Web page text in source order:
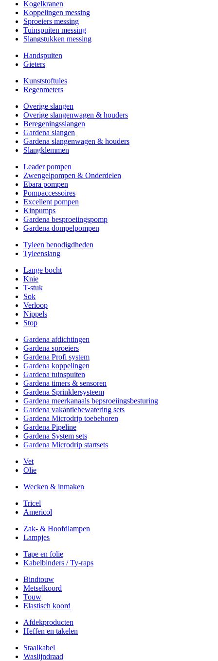
Kogelkranen
Koppelingen messing
Sproeiers messing
Tuinspuiten messing
Slangstukken messing
Handspuiten
Gieters
Kunststoftules
Regenmeters
Overige slangen
Overige slangenwagen & houders
Beregeningsslangen
Gardena slangen
Gardena slangenwagen & houders
Slangklemmen
Leader pompen
Zwengelpompen & Onderdelen
Ebara pompen
Pompaccessoires
Excellent pompen
Kinpumps
Gardena besproeiingspomp
Gardena dompelpompen
Tyleen benodigdheden
Tyleenslang
Lange bocht
Knie
T-stuk
Sok
Verloop
Nippels
Stop
Gardena afdichtingen
Gardena sproeiers
Gardena Profi system
Gardena koppelingen
Gardena tuinspuiten
Gardena timers & sensoren
Gardena Sprinklersysteem
Gardena meerkanaals bepsroeiingsbesturing
Gardena vakantiebewatering sets
Gardena Microdrip toebehoren
Gardena Pipeline
Gardena System sets
Gardena Microdrip startsets
Vet
Olie
Wecken & inmaken
Tricel
Americol
Zak- & Hoofdlampen
Lampjes
Tape en folie
Kabelbinders / Ty-raps
Bindtouw
Metselkoord
Touw
Elastisch koord
Afdekproducten
Heffen en takelen
Staalkabel
Waslijndraad